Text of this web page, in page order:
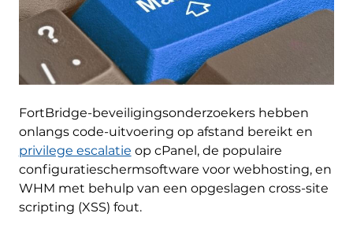
FortBridge-beveiligingsonderzoekers hebben
onlangs code-uitvoering op afstand bereikt en
privilege escalatie op cPanel, de populaire
configuratieschermsoftware voor webhosting, en
WHM met behulp van een opgeslagen cross-site
scripting (XSS) fout.